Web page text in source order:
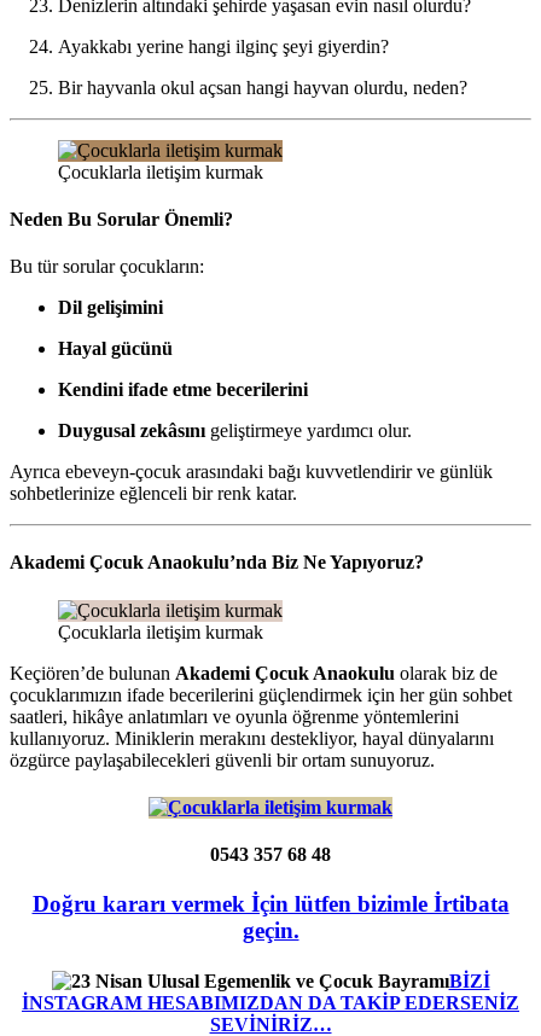
Denizlerin altındaki şehirde yaşasan evin nasıl olurdu?
Ayakkabı yerine hangi ilginç şeyi giyerdin?
Bir hayvanla okul açsan hangi hayvan olurdu, neden?
Çocuklarla iletişim kurmak
Neden Bu Sorular Önemli?
Bu tür sorular çocukların:
Dil gelişimini
Hayal gücünü
Kendini ifade etme becerilerini
Duygusal zekâsını geliştirmeye yardımcı olur.
Ayrıca ebeveyn-çocuk arasındaki bağı kuvvetlendirir ve günlük
sohbetlerinize eğlenceli bir renk katar.
Akademi Çocuk Anaokulu’nda Biz Ne Yapıyoruz?
Çocuklarla iletişim kurmak
Keçiören’de bulunan Akademi Çocuk Anaokulu olarak biz de
çocuklarımızın ifade becerilerini güçlendirmek için her gün sohbet
saatleri, hikâye anlatımları ve oyunla öğrenme yöntemlerini
kullanıyoruz. Miniklerin merakını destekliyor, hayal dünyalarını
özgürce paylaşabilecekleri güvenli bir ortam sunuyoruz.
0543 357 68 48
Doğru kararı vermek İçin lütfen bizimle İrtibata
geçin.
BİZİ
İNSTAGRAM HESABIMIZDAN DA TAKİP EDERSENİZ
SEVİNİRİZ…